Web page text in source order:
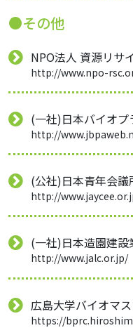
●その他
NPO法人 資源リサ
http://www.npo-
(一社)日本バイオ
http://
(公社)日本青年会議
http://
(一社)日本造園建設
http://www.jalc.or.jp/
広島大学バイオマ
https://